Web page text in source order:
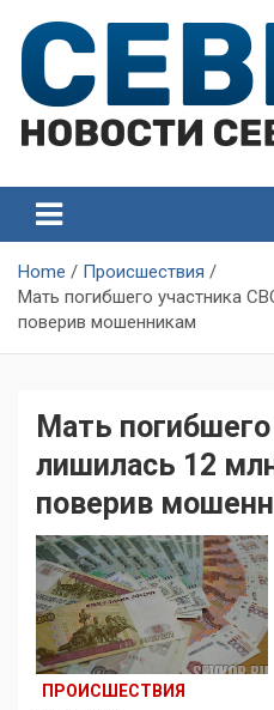
content
Севастополя
Севастополя
Home
Происшествия
Мать погибшего участника
поверив мошенникам
Мать
лишилась 12
поверив
ПРОИСШЕСТВИЯ